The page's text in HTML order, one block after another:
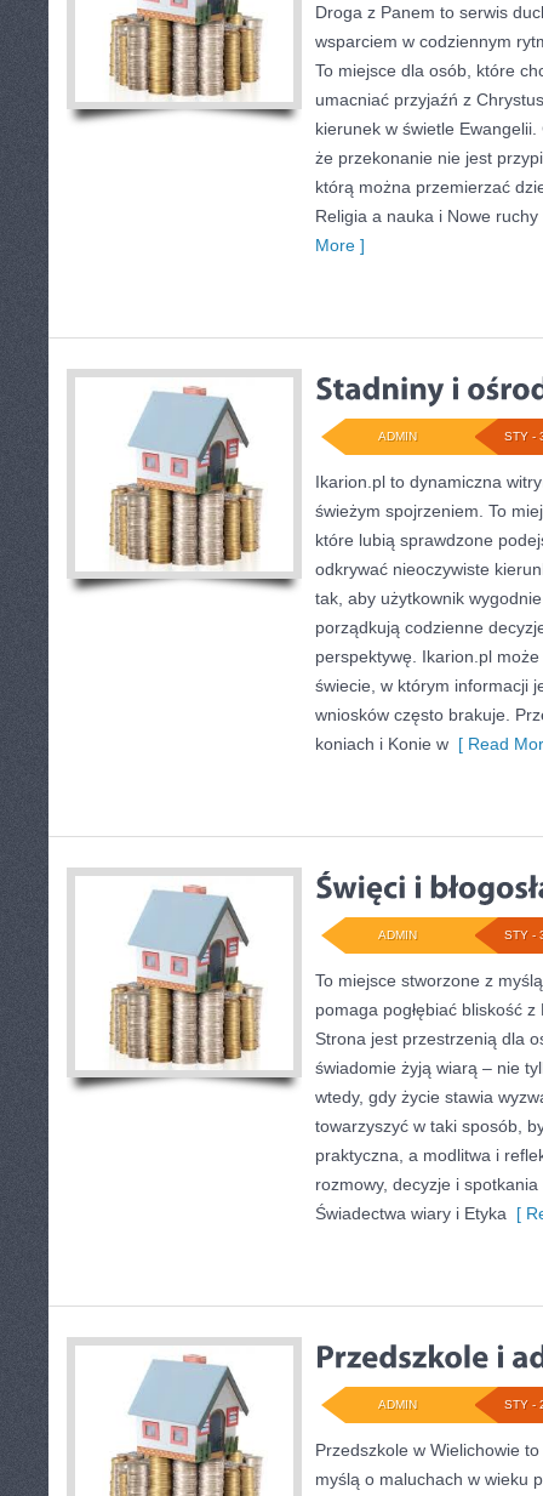
Droga z Panem to serwis
wsparciem w codziennym
To miejsce dla osób, które
umacniać przyjaźń z
kierunek w świetle
że przekonanie nie jest
którą można przemierzać
Religia a nauka i Nowe
More ]
STY -
ADMIN
Ikarion.pl to dynamiczna
świeżym spojrzeniem. To
które lubią sprawdzone
odkrywać nieoczywiste
tak, aby użytkownik
porządkują codzienne
perspektywę. Ikarion.pl
świecie, w którym informacji
wniosków często brakuje.
koniach i Konie w [ Read
STY -
ADMIN
To miejsce stworzone z
pomaga pogłębiać bliskość
Strona jest przestrzenią dla
świadomie żyją wiarą – nie
wtedy, gdy życie stawia
towarzyszyć w taki sposób,
praktyczna, a modlitwa i
rozmowy, decyzje i
Świadectwa wiary i Etyka [
STY -
ADMIN
Przedszkole w Wielichowie
myślą o maluchach w wieku